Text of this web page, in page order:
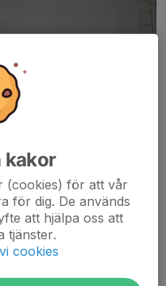
kakor
(cookies) för att vår
för dig. De används
att hjälpa oss att
tjänster.
cookies